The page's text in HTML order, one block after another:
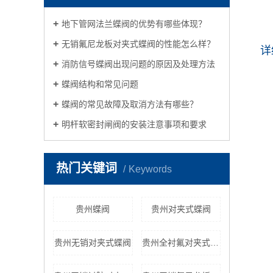
地下管网法兰蝶阀的优势有哪些体现？
无销氟尼龙板对夹式蝶阀的性能怎么样？
消防信号蝶阀出现问题的原因及处理方法
蝶阀结构和常见问题
蝶阀的常见故障及取消方法有哪些？
明杆软密封闸阀的安装注意事项和要求
热门关键词 Keywords
贵州蝶阀 贵州对夹式蝶阀
贵州无销对夹式蝶阀 贵州全衬氟对夹式蝶阀